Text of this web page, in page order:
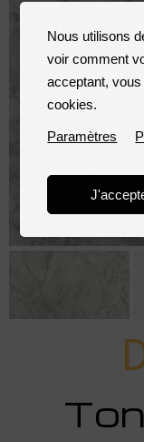
Nous utilisons
voir comment
acceptant, vous
cookies.
Paramètres